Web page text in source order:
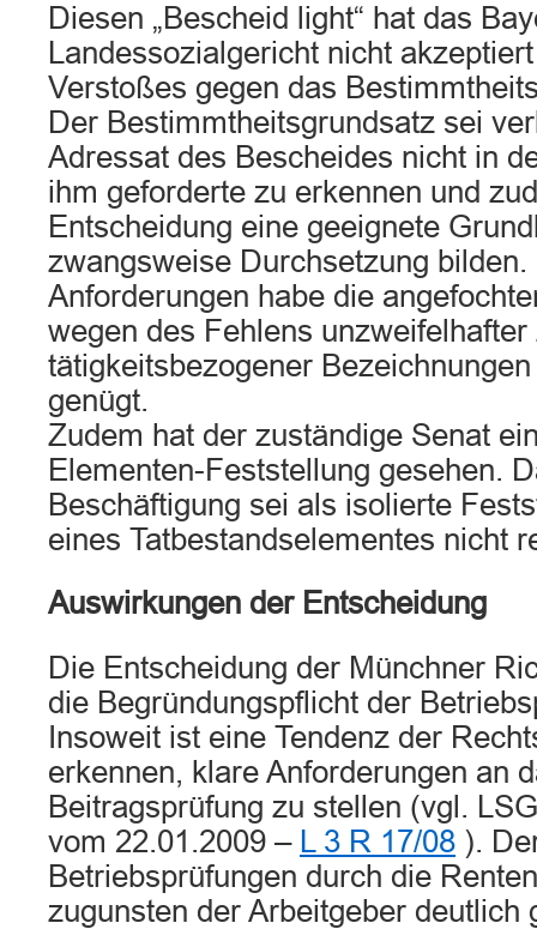
Diesen „Bescheid light“ hat das
Landessozialgericht nicht
Verstoßes gegen das
Der Bestimmtheitsgrundsatz sei
Adressat des Bescheides nicht in
ihm geforderte zu erkennen und
Entscheidung eine geeignete
zwangsweise Durchsetzung bilden.
Anforderungen habe die
wegen des Fehlens
tätigkeitsbezogener
genügt.
Zudem hat der zuständige Senat
Elementen-Feststellung gesehen.
Beschäftigung sei als isolierte
eines Tatbestandselementes nicht
Auswirkungen der Entscheidung
Die Entscheidung der Münchner
die Begründungspflicht der
Insoweit ist eine Tendenz der
erkennen, klare Anforderungen an
Beitragsprüfung zu stellen (vgl.
vom 22.01.2009 – L 3 R 17/08 ).
Betriebsprüfungen durch die
zugunsten der Arbeitgeber deutlich